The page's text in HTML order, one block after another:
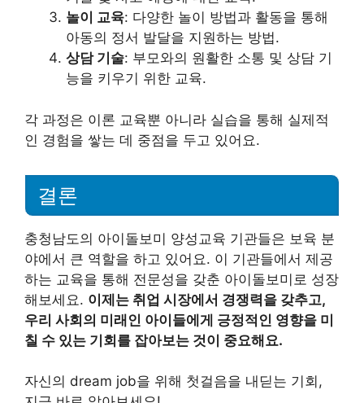
놀이 교육: 다양한 놀이 방법과 활동을 통해
아동의 정서 발달을 지원하는 방법.
상담 기술: 부모와의 원활한 소통 및 상담 기
능을 키우기 위한 교육.
각 과정은 이론 교육뿐 아니라 실습을 통해 실제적
인 경험을 쌓는 데 중점을 두고 있어요.
결론
충청남도의 아이돌보미 양성교육 기관들은 보육 분
야에서 큰 역할을 하고 있어요. 이 기관들에서 제공
하는 교육을 통해 전문성을 갖춘 아이돌보미로 성장
해보세요. 이제는 취업 시장에서 경쟁력을 갖추고,
우리 사회의 미래인 아이들에게 긍정적인 영향을 미
칠 수 있는 기회를 잡아보는 것이 중요해요.
자신의 dream job을 위해 첫걸음을 내딛는 기회,